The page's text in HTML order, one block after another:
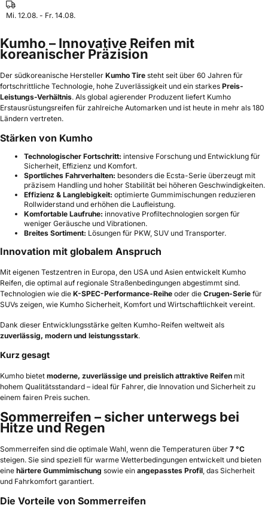
Mi. 12.08. - Fr. 14.08.
Kumho – Innovative Reifen mit
koreanischer Präzision
Der südkoreanische Hersteller Kumho Tire steht seit über 60 Jahren für
fortschrittliche Technologie, hohe Zuverlässigkeit und ein starkes Preis-
Leistungs-Verhältnis. Als global agierender Produzent liefert Kumho
Erstausrüstungsreifen für zahlreiche Automarken und ist heute in mehr als 180
Ländern vertreten.
Stärken von Kumho
Technologischer Fortschritt: intensive Forschung und Entwicklung für
Sicherheit, Effizienz und Komfort.
Sportliches Fahrverhalten: besonders die Ecsta-Serie überzeugt mit
präzisem Handling und hoher Stabilität bei höheren Geschwindigkeiten.
Effizienz & Langlebigkeit: optimierte Gummimischungen reduzieren
Rollwiderstand und erhöhen die Laufleistung.
Komfortable Laufruhe: innovative Profiltechnologien sorgen für
weniger Geräusche und Vibrationen.
Breites Sortiment: Lösungen für PKW, SUV und Transporter.
Innovation mit globalem Anspruch
Mit eigenen Testzentren in Europa, den USA und Asien entwickelt Kumho
Reifen, die optimal auf regionale Straßenbedingungen abgestimmt sind.
Technologien wie die K-SPEC-Performance-Reihe oder die Crugen-Serie für
SUVs zeigen, wie Kumho Sicherheit, Komfort und Wirtschaftlichkeit vereint.
Dank dieser Entwicklungsstärke gelten Kumho-Reifen weltweit als
zuverlässig, modern und leistungsstark.
Kurz gesagt
Kumho bietet moderne, zuverlässige und preislich attraktive Reifen mit
hohem Qualitätsstandard – ideal für Fahrer, die Innovation und Sicherheit zu
einem fairen Preis suchen.
Sommerreifen – sicher unterwegs bei
Hitze und Regen
Sommerreifen sind die optimale Wahl, wenn die Temperaturen über 7 °C
steigen. Sie sind speziell für warme Wetterbedingungen entwickelt und bieten
eine härtere Gummimischung sowie ein angepasstes Profil, das Sicherheit
und Fahrkomfort garantiert.
Die Vorteile von Sommerreifen